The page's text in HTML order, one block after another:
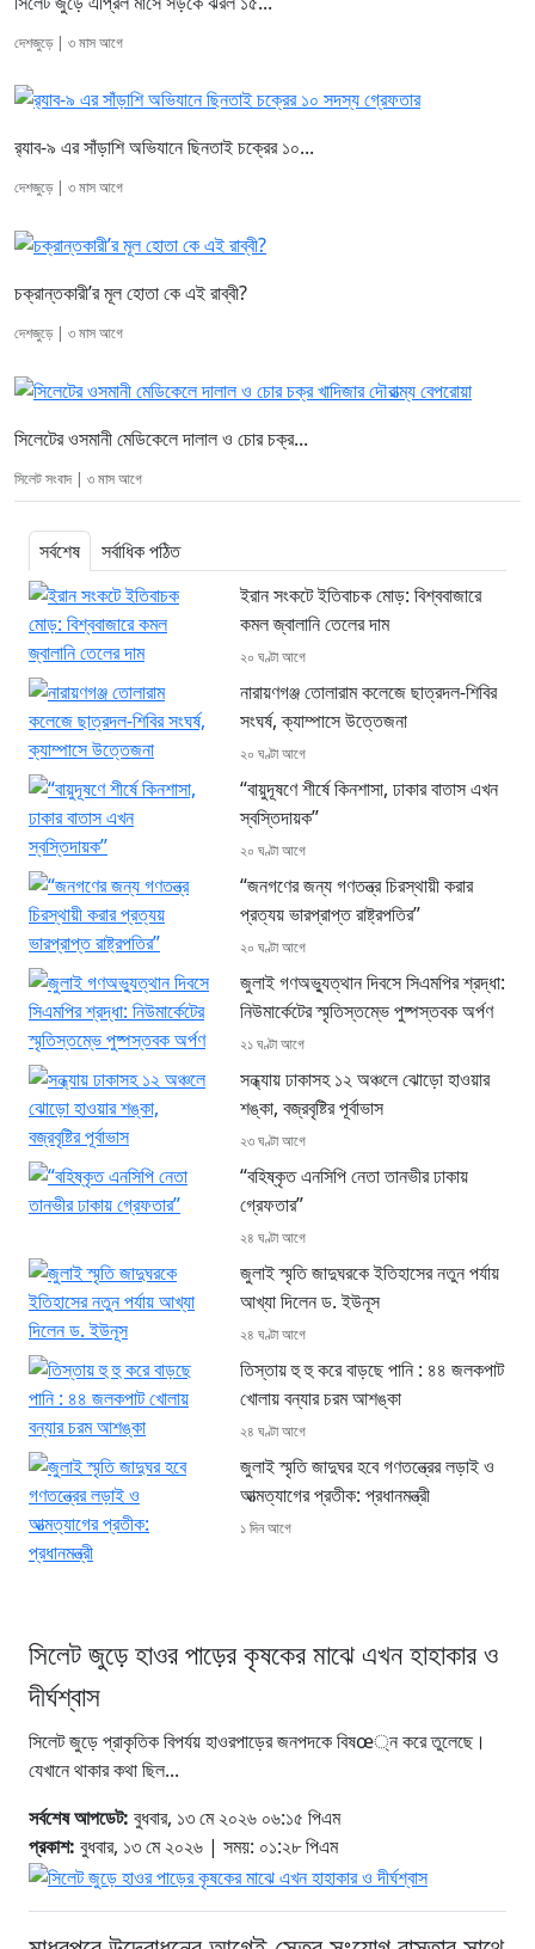
দেশজুড়ে | ৩ মাস আগে
র‌্যাব-৯ এর সাঁড়াশি অভিযানে ছিনতাই চক্রের ১০...
দেশজুড়ে | ৩ মাস আগে
চক্রান্তকারী’র মূল হোতা কে এই রাব্বী?
দেশজুড়ে | ৩ মাস আগে
সিলেটের ওসমানী মেডিকেলে দালাল ও চোর চক্র...
সিলেট সংবাদ | ৩ মাস আগে
সর্বশেষ
সর্বাধিক পঠিত
ইরান সংকটে ইতিবাচক মোড়: বিশ্ববাজারে
কমল জ্বালানি তেলের দাম
২০ ঘণ্টা আগে
নারায়ণগঞ্জ তোলারাম কলেজে ছাত্রদল-শিবির
সংঘর্ষ, ক্যাম্পাসে উত্তেজনা
২০ ঘণ্টা আগে
“বায়ুদূষণে শীর্ষে কিনশাসা, ঢাকার বাতাস এখন
স্বস্তিদায়ক”
২০ ঘণ্টা আগে
“জনগণের জন্য গণতন্ত্র চিরস্থায়ী করার
প্রত্যয় ভারপ্রাপ্ত রাষ্ট্রপতির”
২০ ঘণ্টা আগে
জুলাই গণঅভ্যুত্থান দিবসে সিএমপির শ্রদ্ধা:
নিউমার্কেটের স্মৃতিস্তম্ভে পুষ্পস্তবক অর্পণ
২১ ঘণ্টা আগে
সন্ধ্যায় ঢাকাসহ ১২ অঞ্চলে ঝোড়ো হাওয়ার
শঙ্কা, বজ্রবৃষ্টির পূর্বাভাস
২৩ ঘণ্টা আগে
“বহিষ্কৃত এনসিপি নেতা তানভীর ঢাকায়
গ্রেফতার”
২৪ ঘণ্টা আগে
জুলাই স্মৃতি জাদুঘরকে ইতিহাসের নতুন পর্যায়
আখ্যা দিলেন ড. ইউনূস
২৪ ঘণ্টা আগে
তিস্তায় হু হু করে বাড়ছে পানি : ৪৪ জলকপাট
খোলায় বন্যার চরম আশঙ্কা
২৪ ঘণ্টা আগে
জুলাই স্মৃতি জাদুঘর হবে গণতন্ত্রের লড়াই ও
আত্মত্যাগের প্রতীক: প্রধানমন্ত্রী
১ দিন আগে
সিলেট জুড়ে হাওর পাড়ের কৃষকের মাঝে এখন হাহাকার ও
দীর্ঘশ্বাস
সিলেট জুড়ে প্রাকৃতিক বিপর্যয় হাওরপাড়ের জনপদকে বিষœ্ন করে তুলেছে।
যেখানে থাকার কথা ছিল...
সর্বশেষ আপডেট: বুধবার, ১৩ মে ২০২৬ ০৬:১৫ পিএম
প্রকাশ: বুধবার, ১৩ মে ২০২৬ | সময়: ০১:২৮ পিএম